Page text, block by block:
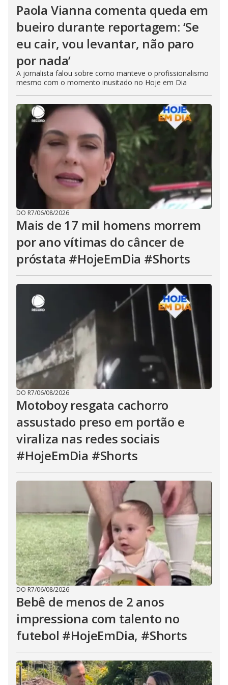
Paola Vianna comenta queda em
bueiro durante reportagem: ‘Se
eu cair, vou levantar, não paro
por nada’
A jornalista falou sobre como manteve o profissionalismo
mesmo com o momento inusitado no Hoje em Dia
DO R7/06/08/2026
Mais de 17 mil homens morrem
por ano vítimas do câncer de
próstata #HojeEmDia #Shorts
DO R7/06/08/2026
Motoboy resgata cachorro
assustado preso em portão e
viraliza nas redes sociais
#HojeEmDia #Shorts
DO R7/06/08/2026
Bebê de menos de 2 anos
impressiona com talento no
futebol #HojeEmDia, #Shorts